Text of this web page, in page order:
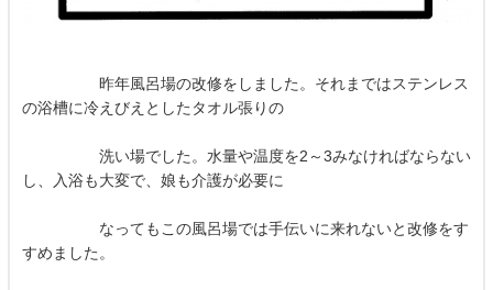
昨年風呂場の改修をしました。それまではステンレス
の浴槽に冷えびえとしたタオル張りの
洗い場でした。水量や温度を2～3みなければならない
し、入浴も大変で、娘も介護が必要に
なってもこの風呂場では手伝いに来れないと改修をす
すめました。